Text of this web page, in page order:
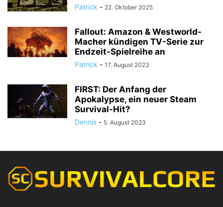
Patrick - 22. Oktober 2025
Fallout: Amazon & Westworld-
Macher kündigen TV-Serie zur
Endzeit-Spielreihe an
Patrick - 17. August 2023
FIRST: Der Anfang der
Apokalypse, ein neuer Steam
Survival-Hit?
Dennis - 5. August 2023